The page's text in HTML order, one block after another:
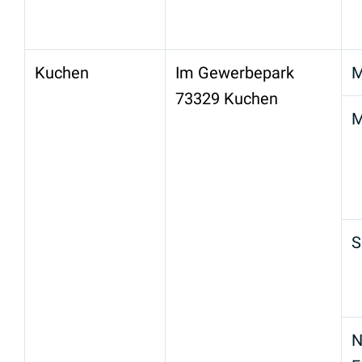
Kuchen
Im Gewerbepark
73329 Kuchen